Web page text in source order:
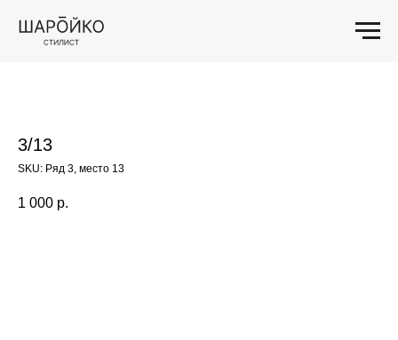
3/13
SKU: Ряд 3, место 13
1 000 р.